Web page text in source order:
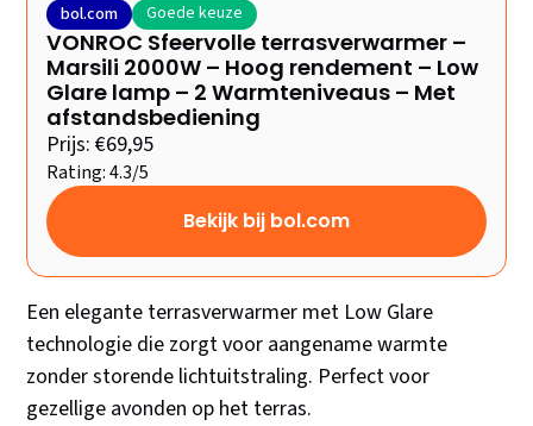
bol.com Goede keuze
VONROC Sfeervolle terrasverwarmer –
Marsili 2000W – Hoog rendement – Low
Glare lamp – 2 Warmteniveaus – Met
afstandsbediening
Prijs: €69,95
Rating: 4.3/5
Bekijk bij bol.com
Een elegante terrasverwarmer met Low Glare
technologie die zorgt voor aangename warmte
zonder storende lichtuitstraling. Perfect voor
gezellige avonden op het terras.